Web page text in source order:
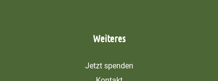
Weiteres
Jetzt spenden